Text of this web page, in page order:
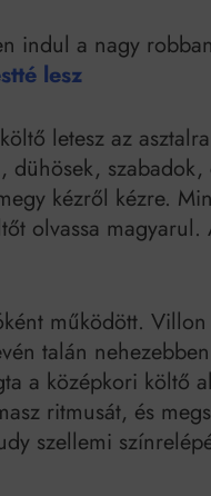
indul a nagy
lesz
letesz az
dühösek,
kézről kézre.
olvassa
működött.
talán
a középkori költő
ritmusát, és
szellemi